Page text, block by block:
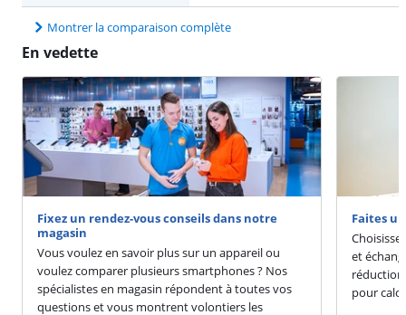
Montrer la comparaison complète
En vedette
Fixez un rendez-vous conseils dans notre
magasin
Vous voulez en savoir plus sur un appareil ou
voulez comparer plusieurs smartphones ? Nos
spécialistes en magasin répondent à toutes vos
questions et vous montrent volontiers les
Faites
et
pour